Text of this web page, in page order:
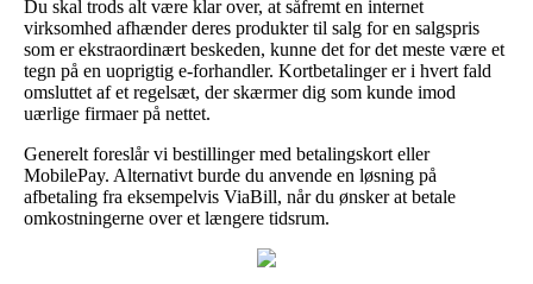
Du skal trods alt være klar over, at såfremt en internet
virksomhed afhænder deres produkter til salg for en salgspris
som er ekstraordinært beskeden, kunne det for det meste være et
tegn på en uoprigtig e-forhandler. Kortbetalinger er i hvert fald
omsluttet af et regelsæt, der skærmer dig som kunde imod
uærlige firmaer på nettet.
Generelt foreslår vi bestillinger med betalingskort eller
MobilePay. Alternativt burde du anvende en løsning på
afbetaling fra eksempelvis ViaBill, når du ønsker at betale
omkostningerne over et længere tidsrum.